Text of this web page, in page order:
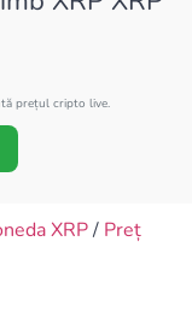
prețul cripto live.
XRP/ Preț